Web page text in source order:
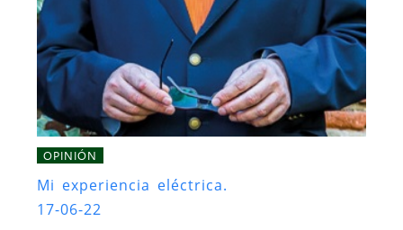
OPINIÓN
Mi experiencia eléctrica.
17-06-22